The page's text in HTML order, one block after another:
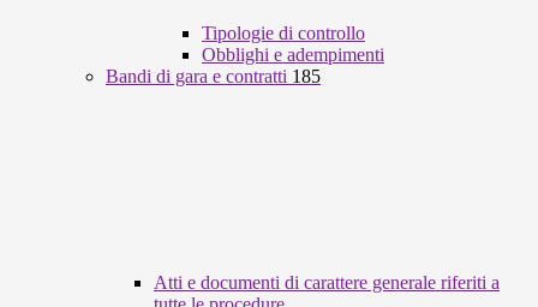
Tipologie di controllo
Obblighi e adempimenti
Bandi di gara e contratti 185
Atti e documenti di carattere generale riferiti a